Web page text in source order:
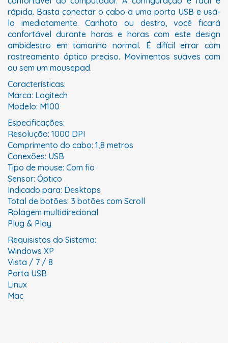
rápida. Basta conectar o cabo a uma porta USB e usá-
lo imediatamente. Canhoto ou destro, você ficará
confortável durante horas e horas com este design
ambidestro em tamanho normal. É difícil errar com
rastreamento óptico preciso. Movimentos suaves com
ou sem um mousepad.
Características:
Marca: Logitech
Modelo: M100
Especificações:
Resolução: 1000 DPI
Comprimento do cabo: 1,8 metros
Conexões: USB
Tipo de mouse: Com fio
Sensor: Óptico
Indicado para: Desktops
Total de botões: 3 botões com Scroll
Rolagem multidirecional
Plug & Play
Requisistos do Sistema:
Windows XP
Vista / 7 / 8
Porta USB
Linux
Mac